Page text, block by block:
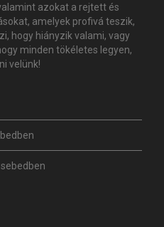
azokat a rejtett és
amelyek profivá teszik,
hogy hiányzik valami, vagy
minden tökéletes legyen,
velünk!